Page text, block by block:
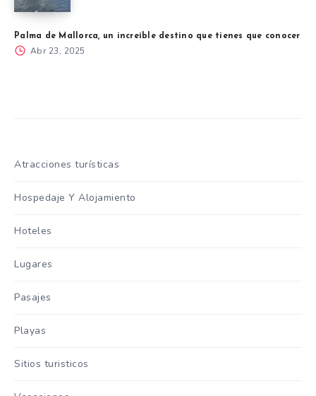
Palma de Mallorca, un increíble destino que tienes que conocer
Abr 23, 2025
Atracciones turísticas
Hospedaje Y Alojamiento
Hoteles
Lugares
Pasajes
Playas
Sitios turisticos